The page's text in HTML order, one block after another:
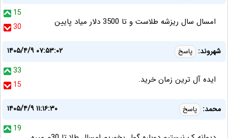
15
30
امسال سال ریزشه طلاست و تا 3500 دلار میاد پایین
شهروند: پاسخ
۱۴۰۵/۴/۹ ۰۷:۵۳:۰۲
33
15
ایده آل ترین زمان خرید.
محمد: پاسخ
۱۴۰۵/۴/۹ ۱۱:۱۶:۳۰
19